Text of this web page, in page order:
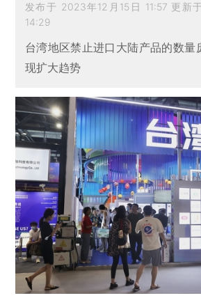
发布于 2023年12月15日 11:57 更新
14:29
台湾地区禁止进口大陆产品的数量
现扩大趋势